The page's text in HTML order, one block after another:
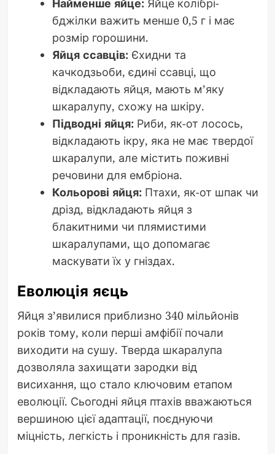
Найменше яйце:Яйце колібрі-
бджілки важить менше 0,5 г і має
розмір горошини.
Яйця ссавців:Єхидни та
качкодзьоби, єдині ссавці, що
відкладають яйця, мають м’яку
шкаралупу, схожу на шкіру.
Підводні яйця:Риби, як-от лосось,
відкладають ікру, яка не має твердої
шкаралупи, але містить поживні
речовини для ембріона.
Кольорові яйця:Птахи, як-от шпак чи
дрізд, відкладають яйця з
блакитними чи плямистими
шкаралупами, що допомагає
маскувати їх у гніздах.
Еволюція яєць
Яйця з’явилися приблизно 340 мільйонів
років тому, коли перші амфібії почали
виходити на сушу. Тверда шкаралупа
дозволяла захищати зародки від
висихання, що стало ключовим етапом
еволюції. Сьогодні яйця птахів вважаються
вершиною цієї адаптації, поєднуючи
міцність, легкість і проникність для газів.